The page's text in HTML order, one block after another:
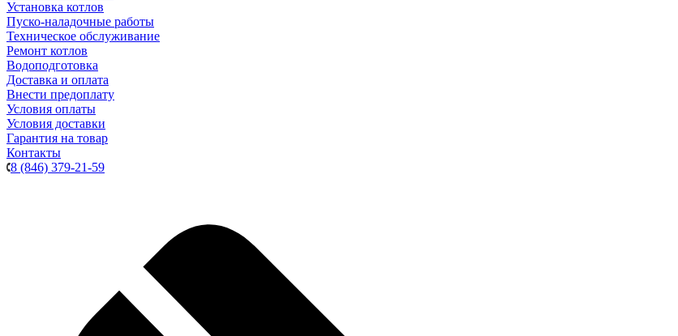
Установка котлов
Пуско-наладочные работы
Техническое обслуживание
Ремонт котлов
Водоподготовка
Доставка и оплата
Внести предоплату
Условия оплаты
Условия доставки
Гарантия на товар
Контакты
8 (846) 379-21-59